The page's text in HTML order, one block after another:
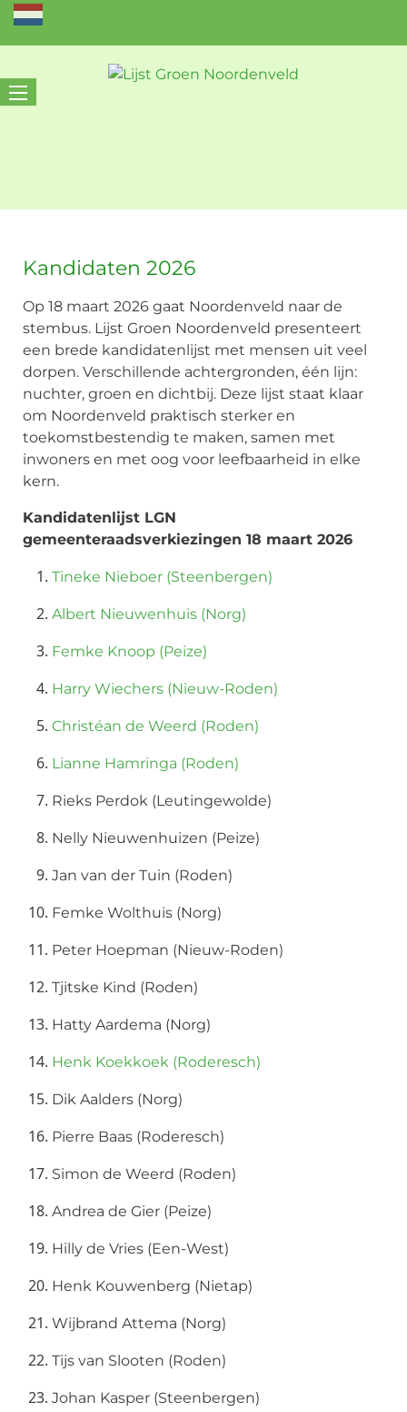
Kandidaten 2026
Op 18 maart 2026 gaat Noordenveld naar de
stembus. Lijst Groen Noordenveld presenteert
een brede kandidatenlijst met mensen uit veel
dorpen. Verschillende achtergronden, één lijn:
nuchter, groen en dichtbij. Deze lijst staat klaar
om Noordenveld praktisch sterker en
toekomstbestendig te maken, samen met
inwoners en met oog voor leefbaarheid in elke
kern.
Kandidatenlijst LGN
gemeenteraadsverkiezingen 18 maart 2026
Tineke Nieboer (Steenbergen)
Albert Nieuwenhuis (Norg)
Femke Knoop (Peize)
Harry Wiechers (Nieuw-Roden)
Christéan de Weerd (Roden)
Lianne Hamringa (Roden)
Rieks Perdok (Leutingewolde)
Nelly Nieuwenhuizen (Peize)
Jan van der Tuin (Roden)
Femke Wolthuis (Norg)
Peter Hoepman (Nieuw-Roden)
Tjitske Kind (Roden)
Hatty Aardema (Norg)
Henk Koekkoek (Roderesch)
Dik Aalders (Norg)
Pierre Baas (Roderesch)
Simon de Weerd (Roden)
Andrea de Gier (Peize)
Hilly de Vries (Een-West)
Henk Kouwenberg (Nietap)
Wijbrand Attema (Norg)
Tijs van Slooten (Roden)
Johan Kasper (Steenbergen)